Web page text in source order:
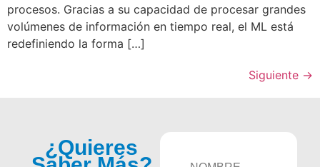
procesos. Gracias a su capacidad de procesar grandes
volúmenes de información en tiempo real, el ML está
redefiniendo la forma […]
Siguiente →
¿Quieres